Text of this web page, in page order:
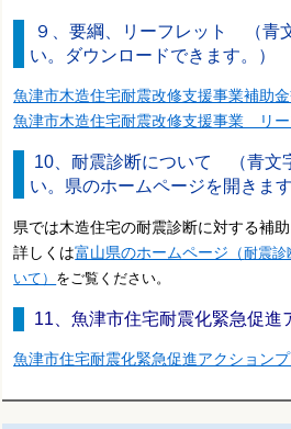
９、要綱、リーフレット （青
い。ダウンロードできます。）
魚津市木造住宅耐震改修支援事業補助
魚津市木造住宅耐震改修支援事業 リー
10、耐震診断について （青文
い。県のホームページを開きます
県では木造住宅の耐震診断に対する補
詳しくは富山県のホームページ（耐震診
いて） をご覧ください。
11、魚津市住宅耐震化緊急促進
魚津市住宅耐震化緊急促進アクション